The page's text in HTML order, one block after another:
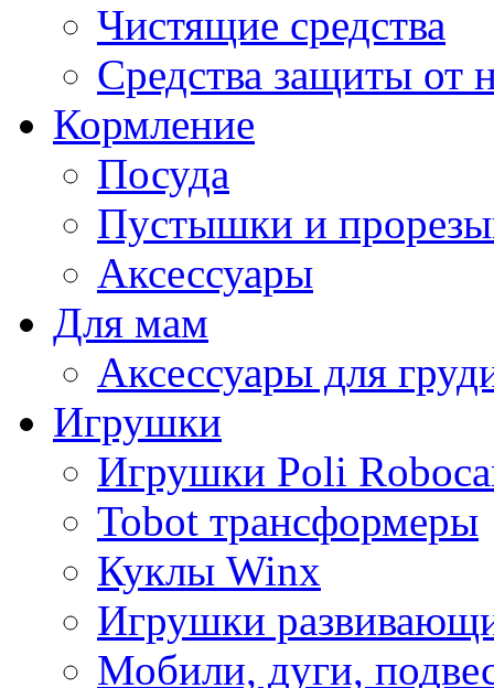
Чистящие средства
Средства защиты от
Кормление
Посуда
Пустышки и
Аксессуары
Для мам
Аксессуары для
Игрушки
Игрушки Poli
Tobot трансформеры
Куклы Winx
Игрушки
Мобили, дуги,